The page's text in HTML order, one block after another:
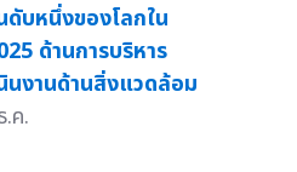
ดับหนึ่งของโลกใน
ด้านการบริหาร
นงานด้านสิ่งแวดล้อม
.ค.